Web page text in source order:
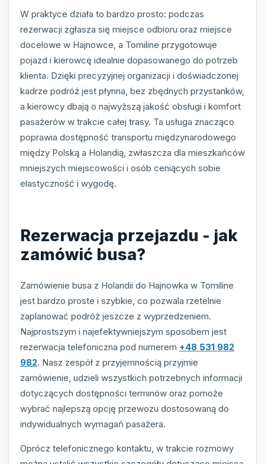
W praktyce działa to bardzo prosto: podczas
rezerwacji zgłasza się miejsce odbioru oraz miejsce
docelowe w Hajnowce, a Tomiline przygotowuje
pojazd i kierowcę idealnie dopasowanego do potrzeb
klienta. Dzięki precyzyjnej organizacji i doświadczonej
kadrze podróż jest płynna, bez zbędnych przystanków,
a kierowcy dbają o najwyższą jakość obsługi i komfort
pasażerów w trakcie całej trasy. Ta usługa znacząco
poprawia dostępność transportu międzynarodowego
między Polską a Holandią, zwłaszcza dla mieszkańców
mniejszych miejscowości i osób ceniących sobie
elastyczność i wygodę.
Rezerwacja przejazdu - jak
zamówić busa?
Zamówienie busa z Holandii do Hajnowka w Tomiline
jest bardzo proste i szybkie, co pozwala rzetelnie
zaplanować podróż jeszcze z wyprzedzeniem.
Najprostszym i najefektywniejszym sposobem jest
rezerwacja telefoniczna pod numerem +48 531 982
982. Nasz zespół z przyjemnością przyjmie
zamówienie, udzieli wszystkich potrzebnych informacji
dotyczących dostępności terminów oraz pomoże
wybrać najlepszą opcję przewozu dostosowaną do
indywidualnych wymagań pasażera.
Oprócz telefonicznego kontaktu, w trakcie rozmowy